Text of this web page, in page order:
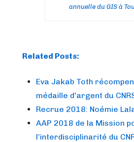
annuelle du GIS à
Related Posts:
Eva Jakab Toth
médaille d'argent du
Recrue 2018: Noémie
AAP 2018 de la Mission
l’interdisciplinarité du